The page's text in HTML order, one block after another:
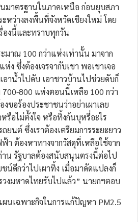
มาตรฐานในภาคเหนือ ก่อนยุบสภา
หว่างลงพื้นที่จังหวัดเชียงใหม่ โดย
องนี้และทราบทุกวัน
มาณ 100 กว่าแห่งเท่านั้น มาจาก
ง ซึ่งต้องเจรจากับเขา พอเขาเจอ
อาน้ำไปดับ เอาชาวบ้านไปช่วยดับก็
700-800 แห่งตอนนี้เหลือ 100 กว่า
ขอร้องประชาชนว่าอย่าเผาเลย
รือไม่ตั้งใจ หรือทิ้งก้นบุหรี่อะไร
ยนต์ ซึ่งเราต้องเตรียมการระยะยาว
ฟ้า ต้องหาทางจากวัสดุที่เหลือใช้จาก
น รัฐบาลต้องสนับสนุนตรงนี้ต่อไป
น์ดีกว่าไปเผาทิ้ง เมื่อมาดัดแปลงก็
วงมหาดไทยรับไปแล้ว” นายกฯตอบ
นเฉพาะกิจในการแก้ปัญหา PM2.5